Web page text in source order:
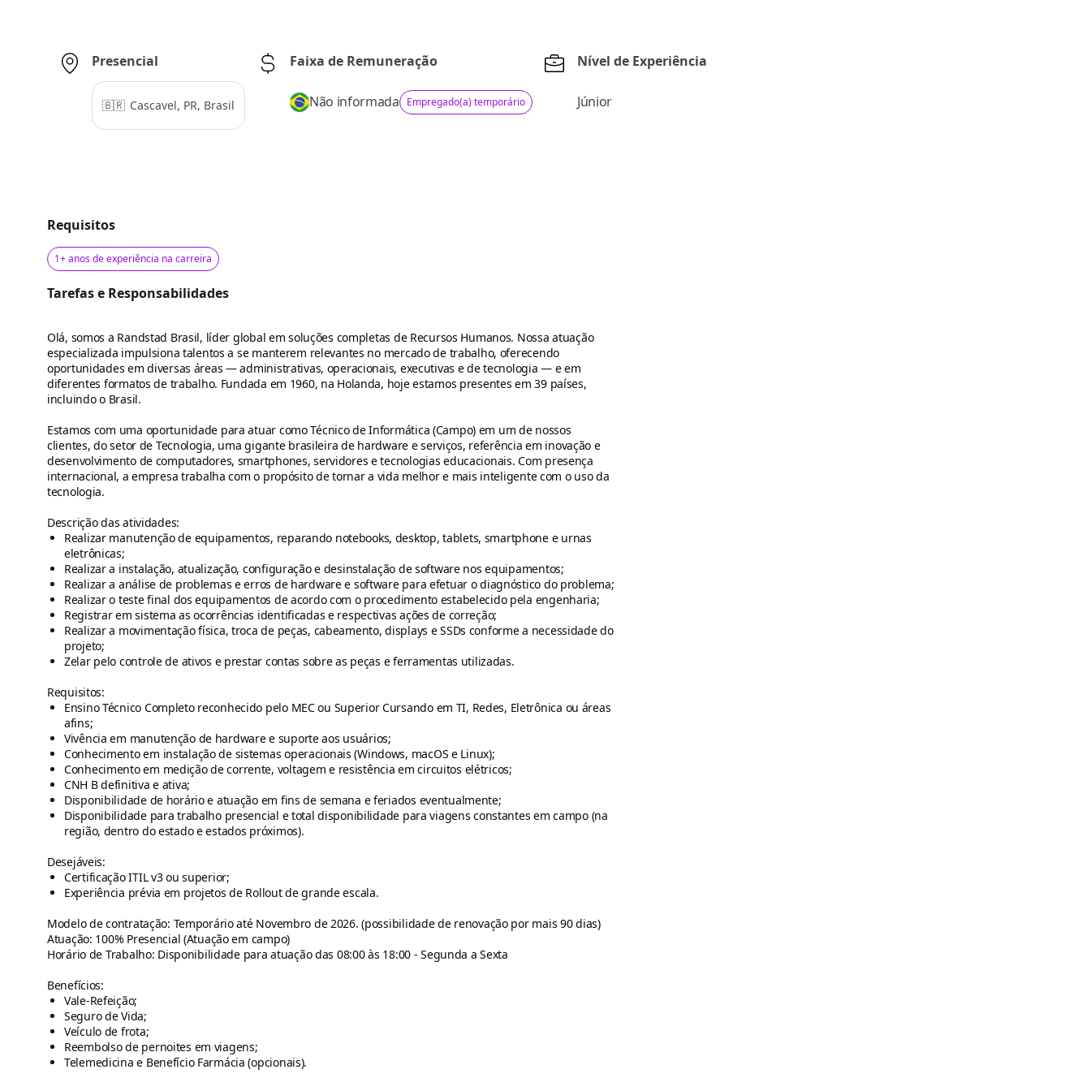
Presencial
🇧🇷 Cascavel, PR, Brasil
Faixa de Remuneração
Não informada Empregado(a) temporário
Nível de Experiência
Júnior
Requisitos
1+ anos de experiência na carreira
Tarefas e Responsabilidades
Olá, somos a Randstad Brasil, líder global em soluções completas de Recursos Humanos. Nossa atuação
especializada impulsiona talentos a se manterem relevantes no mercado de trabalho, oferecendo
oportunidades em diversas áreas — administrativas, operacionais, executivas e de tecnologia — e em
diferentes formatos de trabalho. Fundada em 1960, na Holanda, hoje estamos presentes em 39 países,
incluindo o Brasil.
Estamos com uma oportunidade para atuar como Técnico de Informática (Campo) em um de nossos
clientes, do setor de Tecnologia, uma gigante brasileira de hardware e serviços, referência em inovação e
desenvolvimento de computadores, smartphones, servidores e tecnologias educacionais. Com presença
internacional, a empresa trabalha com o propósito de tornar a vida melhor e mais inteligente com o uso da
tecnologia.
Descrição das atividades:
Realizar manutenção de equipamentos, reparando notebooks, desktop, tablets, smartphone e urnas
eletrônicas;
Realizar a instalação, atualização, configuração e desinstalação de software nos equipamentos;
Realizar a análise de problemas e erros de hardware e software para efetuar o diagnóstico do problema;
Realizar o teste final dos equipamentos de acordo com o procedimento estabelecido pela engenharia;
Registrar em sistema as ocorrências identificadas e respectivas ações de correção;
Realizar a movimentação física, troca de peças, cabeamento, displays e SSDs conforme a necessidade do
projeto;
Zelar pelo controle de ativos e prestar contas sobre as peças e ferramentas utilizadas.
Requisitos:
Ensino Técnico Completo reconhecido pelo MEC ou Superior Cursando em TI, Redes, Eletrônica ou áreas
afins;
Vivência em manutenção de hardware e suporte aos usuários;
Conhecimento em instalação de sistemas operacionais (Windows, macOS e Linux);
Conhecimento em medição de corrente, voltagem e resistência em circuitos elétricos;
CNH B definitiva e ativa;
Disponibilidade de horário e atuação em fins de semana e feriados eventualmente;
Disponibilidade para trabalho presencial e total disponibilidade para viagens constantes em campo (na
região, dentro do estado e estados próximos).
Desejáveis:
Certificação ITIL v3 ou superior;
Experiência prévia em projetos de Rollout de grande escala.
Modelo de contratação: Temporário até Novembro de 2026. (possibilidade de renovação por mais 90 dias)
Atuação: 100% Presencial (Atuação em campo)
Horário de Trabalho: Disponibilidade para atuação das 08:00 às 18:00 - Segunda a Sexta
Benefícios:
Vale-Refeição;
Seguro de Vida;
Veículo de frota;
Reembolso de pernoites em viagens;
Telemedicina e Benefício Farmácia (opcionais).